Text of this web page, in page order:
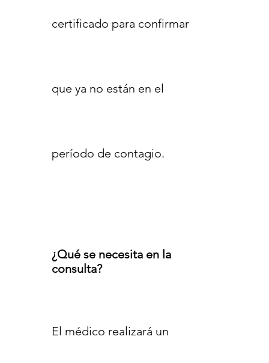
certificado para confirmar
que ya no están en el
período de contagio.
¿Qué se necesita en la
consulta?
El médico realizará un